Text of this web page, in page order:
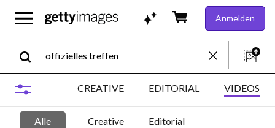
Anmelden
CREATIVE EDITORIAL VIDEOS
Alle Creative Editorial